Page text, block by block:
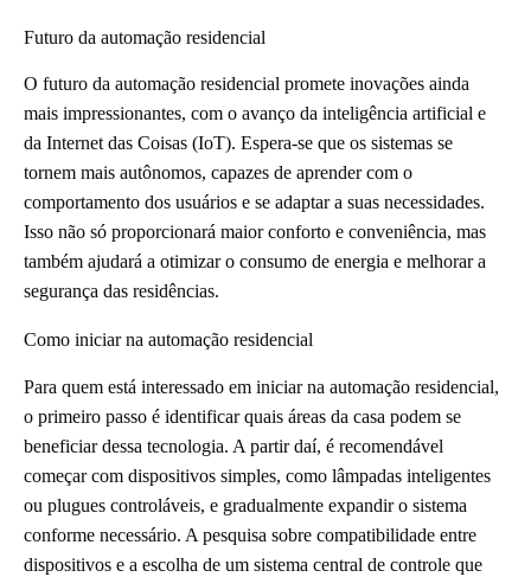
Futuro da automação residencial
O futuro da automação residencial promete inovações ainda
mais impressionantes, com o avanço da inteligência artificial e
da Internet das Coisas (IoT). Espera-se que os sistemas se
tornem mais autônomos, capazes de aprender com o
comportamento dos usuários e se adaptar a suas necessidades.
Isso não só proporcionará maior conforto e conveniência, mas
também ajudará a otimizar o consumo de energia e melhorar a
segurança das residências.
Como iniciar na automação residencial
Para quem está interessado em iniciar na automação residencial,
o primeiro passo é identificar quais áreas da casa podem se
beneficiar dessa tecnologia. A partir daí, é recomendável
começar com dispositivos simples, como lâmpadas inteligentes
ou plugues controláveis, e gradualmente expandir o sistema
conforme necessário. A pesquisa sobre compatibilidade entre
dispositivos e a escolha de um sistema central de controle que